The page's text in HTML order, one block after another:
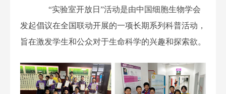
“实验室开放日”活动是由中国细胞生物学会
发起倡议在全国联动开展的一项长期系列科普活动，
旨在激发学生和公众对于生命科学的兴趣和探索欲。